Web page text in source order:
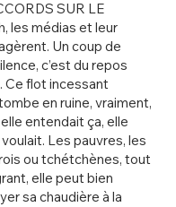
SUR LE
les médias et leur
Un coup de
c’est du repos
Ce flot incessant
en ruine, vraiment,
entendait ça, elle
Les pauvres, les
ou tchétchènes, tout
elle peut bien
sa chaudière à la